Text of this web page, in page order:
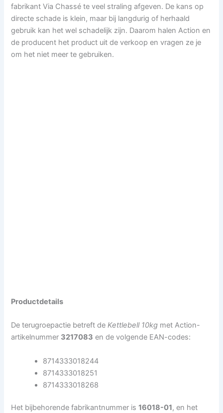
fabrikant Via Chassé te veel straling afgeven. De kans op
directe schade is klein, maar bij langdurig of herhaald
gebruik kan het wel schadelijk zijn. Daarom halen Action en
de producent het product uit de verkoop en vragen ze je
om het niet meer te gebruiken.
Productdetails
De terugroepactie betreft deKettlebell 10kg met Action-
artikelnummer 3217083 en de volgende EAN-codes:
8714333018244
8714333018251
8714333018268
Het bijbehorende fabrikantnummer is16018-01, en het